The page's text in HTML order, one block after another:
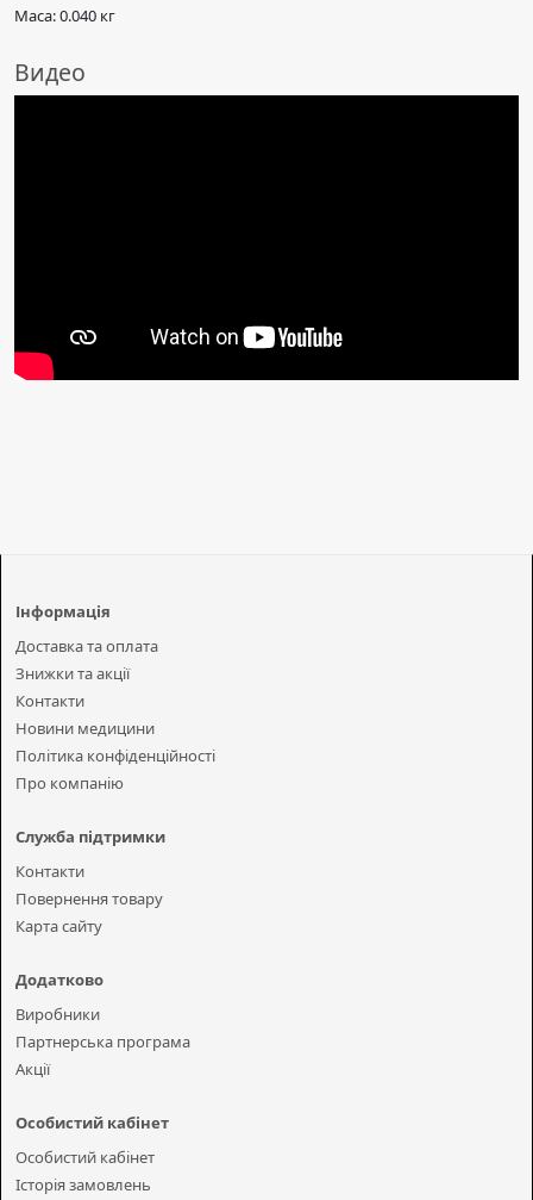
Маса: 0.040 кг
Видео
Інформація
Доставка та оплата
Знижки та акції
Контакти
Новини медицини
Політика конфіденційності
Про компанію
Служба підтримки
Контакти
Повернення товару
Карта сайту
Додатково
Виробники
Партнерська програма
Акції
Особистий кабінет
Особистий кабінет
Історія замовлень